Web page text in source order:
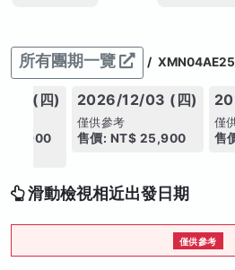
所有團期一覽 /
26 (四)
25,900
2026/12/03 (四)
僅供參考
售價: NT$ 25,900
僅
售
滑動檢視相近出發日期
僅供參考